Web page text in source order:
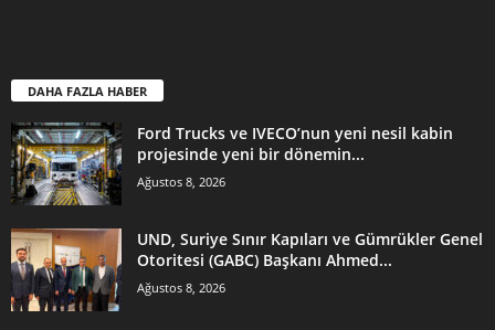
DAHA FAZLA HABER
Ford Trucks ve IVECO’nun yeni nesil kabin
projesinde yeni bir dönemin...
Ağustos 8, 2026
UND, Suriye Sınır Kapıları ve Gümrükler Genel
Otoritesi (GABC) Başkanı Ahmed...
Ağustos 8, 2026